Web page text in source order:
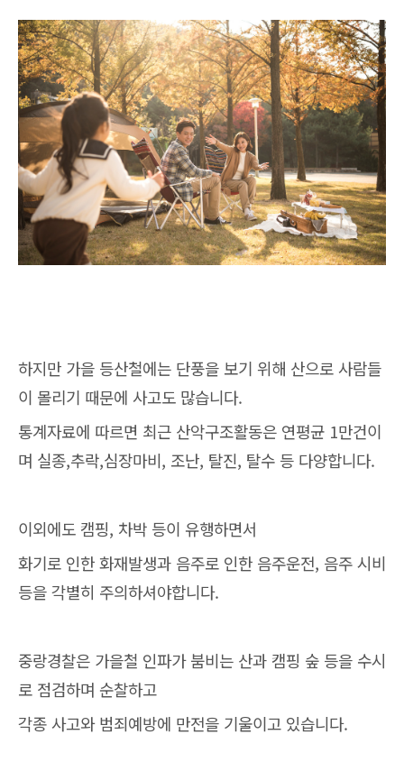
하지만 가을 등산철에는 단풍을 보기 위해 산으로 사람들
이 몰리기 때문에 사고도 많습니다.
통계자료에 따르면 최근 산악구조활동은 연평균 1만건이
며 실종,추락,심장마비, 조난, 탈진, 탈수 등 다양합니다.
이외에도 캠핑, 차박 등이 유행하면서
화기로 인한 화재발생과 음주로 인한 음주운전, 음주 시비
등을 각별히 주의하셔야합니다.
중랑경찰은 가을철 인파가 붐비는 산과 캠핑 숲 등을 수시
로 점검하며 순찰하고
각종 사고와 범죄예방에 만전을 기울이고 있습니다.